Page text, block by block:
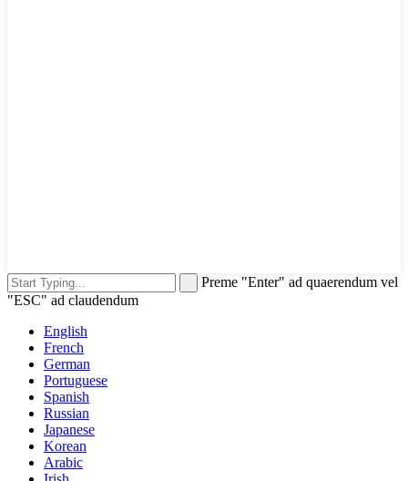
Preme "Enter" ad quaerendum vel
"ESC" ad claudendum
English
French
German
Portuguese
Spanish
Russian
Japanese
Korean
Arabic